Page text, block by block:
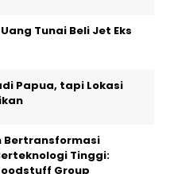
Tunai Beli Jet Eks
Papua, tapi Lokasi
Bertransformasi
Tinggi:
Group